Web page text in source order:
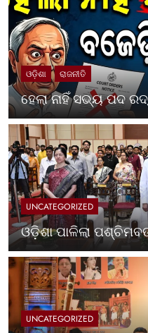
ଓଡ଼ିଶା ରାଜନୀତି
ହେଲା ନାହିଁ ସଭ୍ୟ ପଦ
UNCATEGORIZED
ଓଡ଼ିଶା ପାଳିଲା
UNCATEGORIZED